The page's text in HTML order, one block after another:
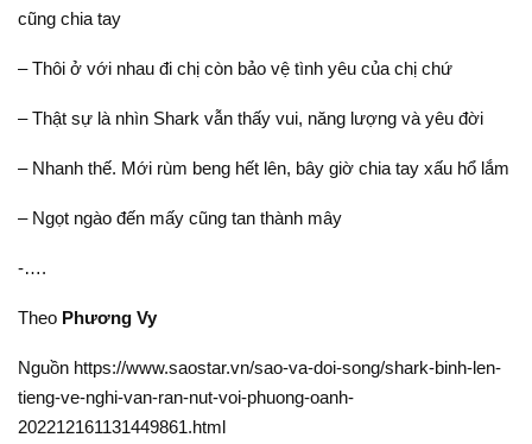
cũng chia tay
– Thôi ở với nhau đi chị còn bảo vệ tình yêu của chị chứ
– Thật sự là nhìn Shark vẫn thấy vui, năng lượng và yêu đời
– Nhanh thế. Mới rùm beng hết lên, bây giờ chia tay xấu hổ lắm
– Ngọt ngào đến mấy cũng tan thành mây
-….
Theo Phương Vy
Nguồn https://www.saostar.vn/sao-va-doi-song/shark-binh-len-
tieng-ve-nghi-van-ran-nut-voi-phuong-oanh-
202212161131449861.html